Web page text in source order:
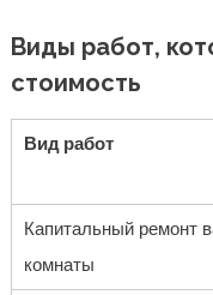
Виды работ,
стоимость
Вид работ
Капитальный ремонт
комнаты